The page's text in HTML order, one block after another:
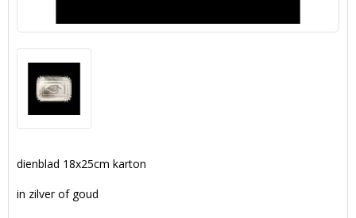
dienblad 18x25cm karton
in zilver of goud